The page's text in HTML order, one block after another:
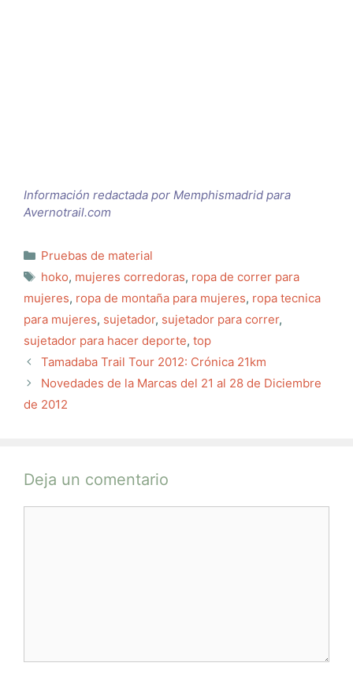
Información redactada por Memphismadrid para
Avernotrail.com
Categorías
Pruebas de material
Etiquetas
hoko, mujeres corredoras, ropa de correr para
mujeres, ropa de montaña para mujeres, ropa tecnica
para mujeres, sujetador, sujetador para correr,
sujetador para hacer deporte, top
Tamadaba Trail Tour 2012: Crónica 21km
Novedades de la Marcas del 21 al 28 de Diciembre
de 2012
Deja un comentario